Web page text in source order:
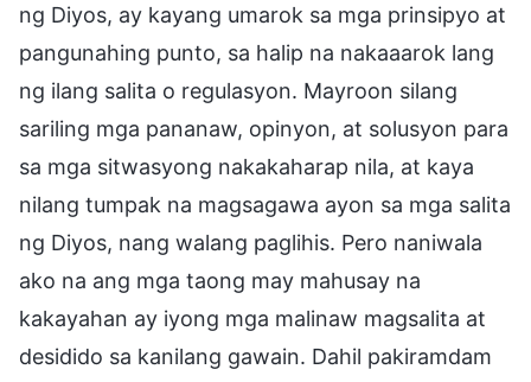
ng Diyos, ay kayang umarok sa mga prinsipyo at
pangunahing punto, sa halip na nakaaarok lang
ng ilang salita o regulasyon. Mayroon silang
sariling mga pananaw, opinyon, at solusyon para
sa mga sitwasyong nakakaharap nila, at kaya
nilang tumpak na magsagawa ayon sa mga salita
ng Diyos, nang walang paglihis. Pero naniwala
ako na ang mga taong may mahusay na
kakayahan ay iyong mga malinaw magsalita at
desidido sa kanilang gawain. Dahil pakiramdam